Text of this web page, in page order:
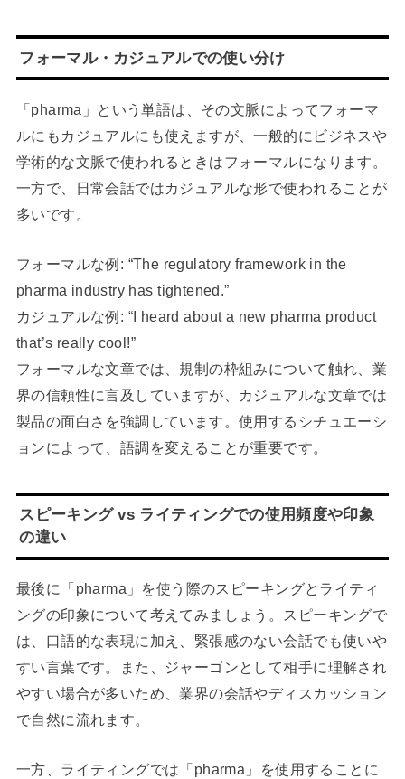
フォーマル・カジュアルでの使い分け
「pharma」という単語は、その文脈によってフォーマ
ルにもカジュアルにも使えますが、一般的にビジネスや
学術的な文脈で使われるときはフォーマルになります。
一方で、日常会話ではカジュアルな形で使われることが
多いです。
フォーマルな例: “The regulatory framework in the
pharma industry has tightened.”
カジュアルな例: “I heard about a new pharma product
that’s really cool!”
フォーマルな文章では、規制の枠組みについて触れ、業
界の信頼性に言及していますが、カジュアルな文章では
製品の面白さを強調しています。使用するシチュエーシ
ョンによって、語調を変えることが重要です。
スピーキング vs ライティングでの使用頻度や印象
の違い
最後に「pharma」を使う際のスピーキングとライティ
ングの印象について考えてみましょう。スピーキングで
は、口語的な表現に加え、緊張感のない会話でも使いや
すい言葉です。また、ジャーゴンとして相手に理解され
やすい場合が多いため、業界の会話やディスカッション
で自然に流れます。
一方、ライティングでは「pharma」を使用することに